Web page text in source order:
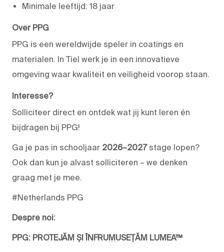
Minimale leeftijd: 18 jaar
Over PPG
PPG is een wereldwijde speler in coatings en
materialen. In Tiel werk je in een innovatieve
omgeving waar kwaliteit en veiligheid voorop staan.
Interesse?
Solliciteer direct en ontdek wat jij kunt leren én
bijdragen bij PPG!
Ga je pas in schooljaar 2026–2027stage lopen?
Ook dan kun je alvast solliciteren – we denken
graag met je mee.
#Netherlands PPG
Despre noi:
PPG: PROTEJĂM ȘI ÎNFRUMUSEȚĂM LUMEA™